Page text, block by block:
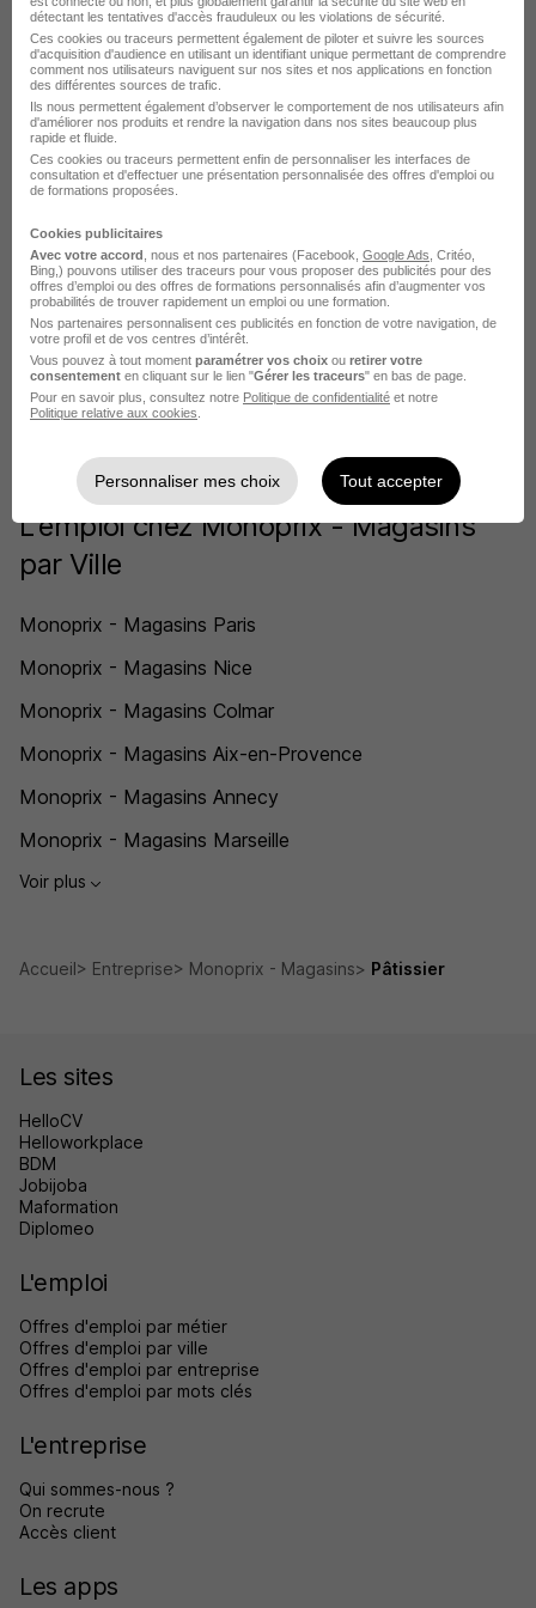
Postuler chez Monoprix - Magasins
par Métier
Employé de rayon Monoprix - Magasins
Caissier Monoprix - Magasins
Directeur de département Monoprix - Magasins
Préparateur de commande Monoprix - Magasins
Employé de commerce Monoprix - Magasins
Responsable parapharmacie Monoprix - Magasins
Voir plus
Voir toutes les offres par métier chez Monoprix - Magasins
L'emploi chez Monoprix - Magasins
par Ville
Monoprix - Magasins Paris
Monoprix - Magasins Nice
Monoprix - Magasins Colmar
Monoprix - Magasins Aix-en-Provence
Monoprix - Magasins Annecy
Monoprix - Magasins Marseille
Voir plus
Accueil Entreprise Monoprix - Magasins Pâtissier
Les sites
HelloCV
Helloworkplace
BDM
Jobijoba
Maformation
Diplomeo
L'emploi
Offres d'emploi par métier
Offres d'emploi par ville
Offres d'emploi par entreprise
Offres d'emploi par mots clés
L'entreprise
Qui sommes-nous ?
On recrute
Accès client
Les apps
détectant les tentatives d'accès frauduleux ou les violations de sécurité.
Ces cookies ou traceurs permettent également de piloter et suivre les sources
d'acquisition d'audience en utilisant un identifiant unique permettant de comprendre
comment nos utilisateurs naviguent sur nos sites et nos applications en fonction
des différentes sources de trafic.
Ils nous permettent également d’observer le comportement de nos utilisateurs afin
d'améliorer nos produits et rendre la navigation dans nos sites beaucoup plus
rapide et fluide.
Ces cookies ou traceurs permettent enfin de personnaliser les interfaces de
consultation et d'effectuer une présentation personnalisée des offres d'emploi ou
de formations proposées.
Cookies publicitaires
Avec votre accord , nous et nos partenaires (Facebook, Google Ads , Critéo,
Bing,) pouvons utiliser des traceurs pour vous proposer des publicités pour des
offres d’emploi ou des offres de formations personnalisés afin d’augmenter vos
probabilités de trouver rapidement un emploi ou une formation.
Nos partenaires personnalisent ces publicités en fonction de votre navigation, de
votre profil et de vos centres d’intérêt.
Vous pouvez à tout moment paramétrer vos choix ou retirer votre
consentement en cliquant sur le lien "Gérer les traceurs" en bas de page.
Pour en savoir plus, consultez notre Politique de confidentialité et notre
Politique relative aux cookies
Personnaliser mes choix Tout accepter